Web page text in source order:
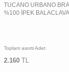
TUCANO URBANO
%100 İPEK BALACLAVA
Toplam asorti Adet
2.160 TL